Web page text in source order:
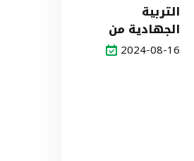
التربية
الجهادية من
التحديات إلى
2024-08-16